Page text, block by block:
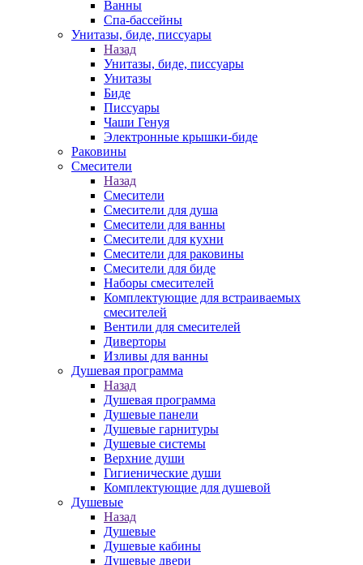
Ванны
Спа-бассейны
Унитазы, биде, писсуары
Назад
Унитазы, биде, писсуары
Унитазы
Биде
Писсуары
Чаши Генуя
Электронные крышки-биде
Раковины
Смесители
Назад
Смесители
Смесители для душа
Смесители для ванны
Смесители для кухни
Смесители для раковины
Смесители для биде
Наборы смесителей
Комплектующие для встраиваемых
смесителей
Вентили для смесителей
Диверторы
Изливы для ванны
Душевая программа
Назад
Душевая программа
Душевые панели
Душевые гарнитуры
Душевые системы
Верхние души
Гигиенические души
Комплектующие для душевой
Душевые
Назад
Душевые
Душевые кабины
Душевые двери